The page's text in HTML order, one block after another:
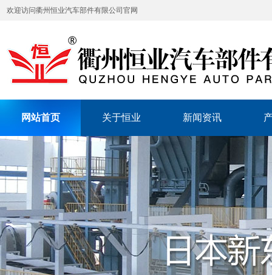
欢迎访问衢州恒业汽车部件有限公司官网
网站首页 关于恒业 新闻资讯